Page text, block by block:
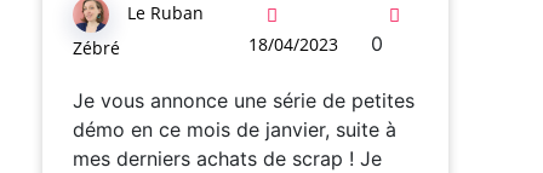
Le Ruban
Zébré
18/04/2023 0
Je vous annonce une série de petites
démo en ce mois de janvier, suite à
mes derniers achats de scrap ! Je